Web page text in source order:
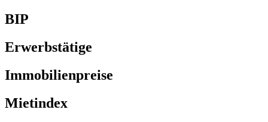
BIP
Erwerbstätige
Immobilienpreise
Mietindex